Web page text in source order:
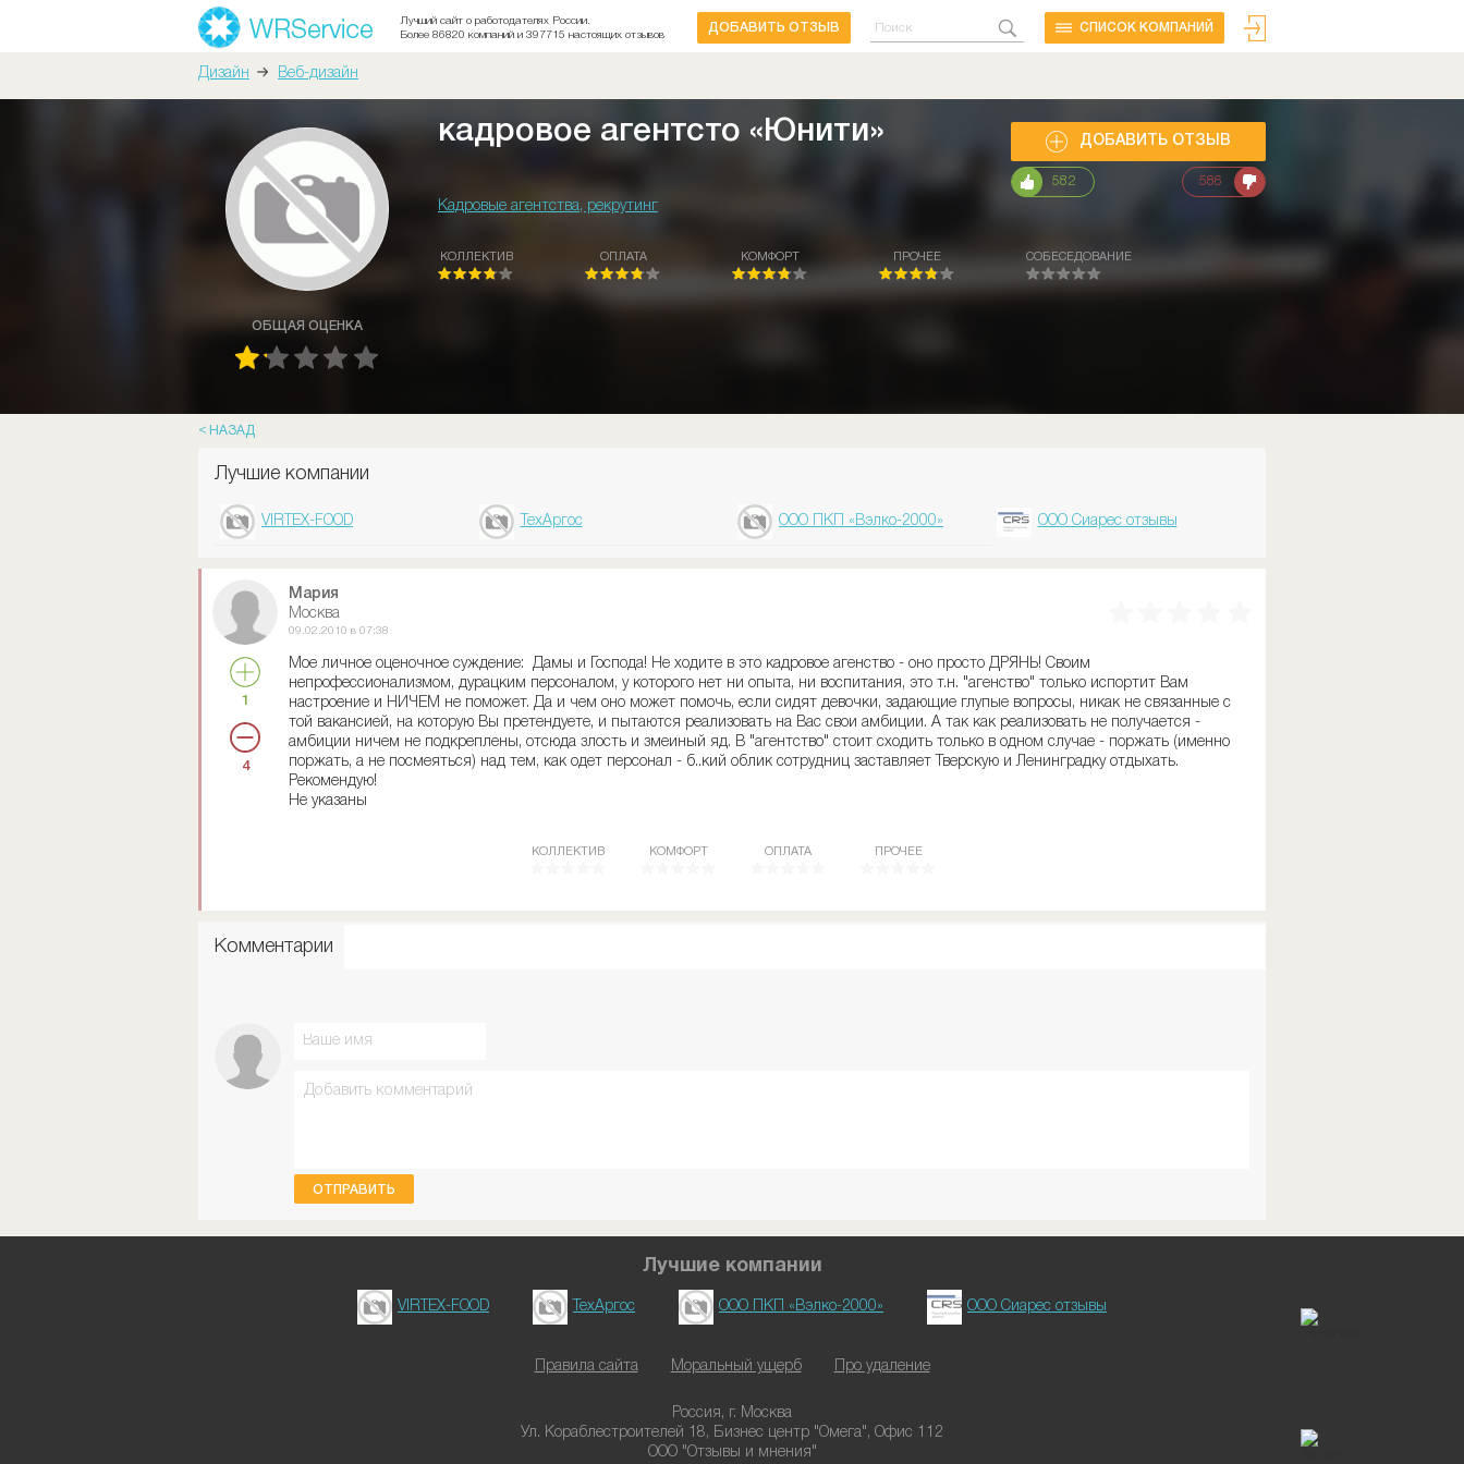
Лучший сайт о работодателях России.
Более 86820 компаний и 397715 настоящих отзывов
ДОБАВИТЬ ОТЗЫВ CПИСОК КОМПАНИЙ
Дизайн Веб-дизайн
ОБЩАЯ ОЦЕНКА
кадровое агентсто «Юнити»
Кадровые агентства, рекрутинг
ДОБАВИТЬ ОТЗЫВ
582 586
КОЛЛЕКТИВ ОПЛАТА КОМФОРТ ПРОЧЕЕ СОБЕСЕДОВАНИЕ
НАЗАД
Лучшие компании
VIRTEX-FOOD ТехАргос ООО ПКП «Вэлко-2000» ООО Сиарес отзывы
1
4
Мария
Москва
09.02.2010 в 07:38
Мое личное оценочное суждение: Дамы и Господа! Не ходите в это кадровое агенство - оно просто ДРЯНЬ! Своим
непрофессионализмом, дурацким персоналом, у которого нет ни опыта, ни воспитания, это т.н. "агенство" только испортит Вам
настроение и НИЧЕМ не поможет. Да и чем оно может помочь, если сидят девочки, задающие глупые вопросы, никак не связанные с
той вакансией, на которую Вы претендуете, и пытаются реализовать на Вас свои амбиции. А так как реализовать не получается -
амбиции ничем не подкреплены, отсюда злость и змеиный яд. В "агентство" стоит сходить только в одном случае - поржать (именно
поржать, а не посмеяться) над тем, как одет персонал - б..кий облик сотрудниц заставляет Тверскую и Ленинградку отдыхать.
Рекомендую!
Не указаны
КОЛЛЕКТИВ КОМФОРТ ОПЛАТА ПРОЧЕЕ
Комментарии
ОТПРАВИТЬ
Лучшие компании
VIRTEX-FOOD ТехАргос ООО ПКП «Вэлко-2000» ООО Сиарес отзывы
Правила сайта Моральный ущерб Про удаление
Россия, г. Москва
Ул. Кораблестроителей 18, Бизнес центр "Омега", Офис 112
ООО "Отзывы и мнения"